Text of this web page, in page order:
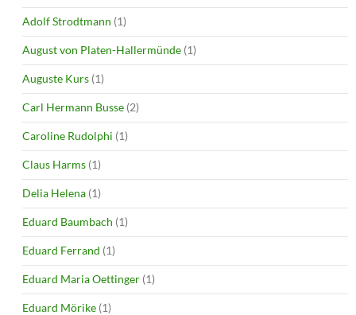
Adolf Strodtmann (1)
August von Platen-Hallermünde (1)
Auguste Kurs (1)
Carl Hermann Busse (2)
Caroline Rudolphi (1)
Claus Harms (1)
Delia Helena (1)
Eduard Baumbach (1)
Eduard Ferrand (1)
Eduard Maria Oettinger (1)
Eduard Mörike (1)